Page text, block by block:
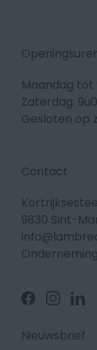
Maandag tot
Zaterdag:
Gesloten op
Contact
9830 Sint-
Volg
ons
Facebook
Volg
ons ons
Nieuwsbrief